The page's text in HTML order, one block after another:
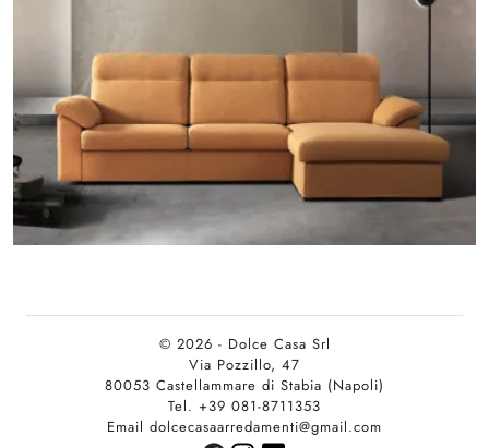
© 2026 - Dolce Casa Srl
Via Pozzillo, 47
80053 Castellammare di Stabia (Napoli)
Tel. +39 081-8711353
Email dolcecasaarredamenti@gmail.com